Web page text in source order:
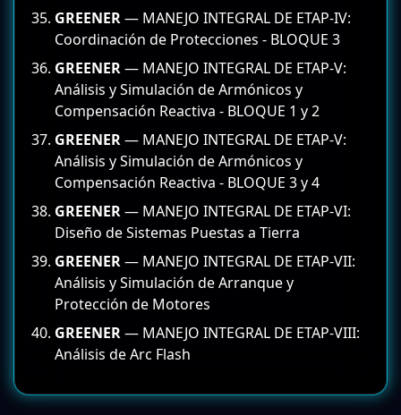
GREENER— MANEJO INTEGRAL DE ETAP-IV:
Coordinación de Protecciones - BLOQUE 3
GREENER— MANEJO INTEGRAL DE ETAP-V:
Análisis y Simulación de Armónicos y
Compensación Reactiva - BLOQUE 1 y 2
GREENER— MANEJO INTEGRAL DE ETAP-V:
Análisis y Simulación de Armónicos y
Compensación Reactiva - BLOQUE 3 y 4
GREENER— MANEJO INTEGRAL DE ETAP-VI:
Diseño de Sistemas Puestas a Tierra
GREENER— MANEJO INTEGRAL DE ETAP-VII:
Análisis y Simulación de Arranque y
Protección de Motores
GREENER— MANEJO INTEGRAL DE ETAP-VIII:
Análisis de Arc Flash